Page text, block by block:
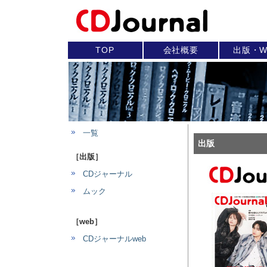
TOP 会社概要 出版・
一覧
［出版］
CDジャーナル
ムック
［web］
CDジャーナルweb
出版